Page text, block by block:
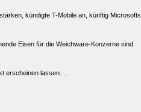
kündigte T-Mobile an, künftig Microsofts
Eisen für die Weichware-Konzerne sind
erscheinen lassen. ...